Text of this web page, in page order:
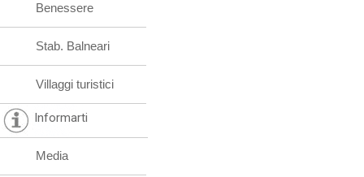
Benessere
Stab. Balneari
Villaggi turistici
Informarti
Media